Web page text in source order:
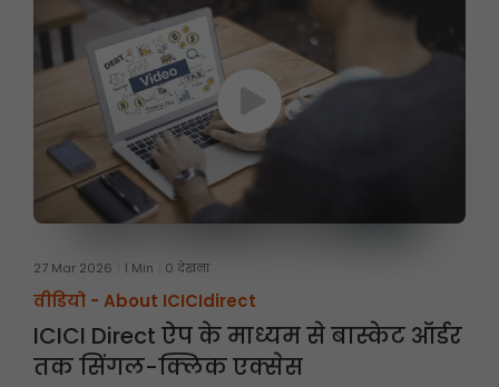
27 Mar 2026 1 Min 0 देखना
वीडियो - About ICICIdirect
ICICI Direct ऐप के माध्यम से बास्केट ऑर्डर
तक सिंगल-क्लिक एक्सेस